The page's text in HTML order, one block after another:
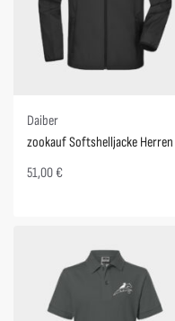
Daiber
zookauf Softshelljacke Herren
51,00 €